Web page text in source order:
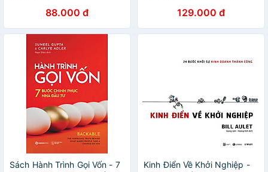
88.000 đ 129.000 đ
Sách Hành Trình Gọi Vốn - 7
Kinh Điển Về Khởi Nghiệp -